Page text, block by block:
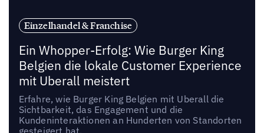
Einzelhandel & Franchise
Ein Whopper-Erfolg: Wie Burger King
Belgien die lokale Customer Experience
mit Uberall meistert
Erfahre, wie Burger King Belgien mit Uberall die
Sichtbarkeit, das Engagement und die
Kundeninteraktionen an Hunderten von Standorten
gesteigert hat.